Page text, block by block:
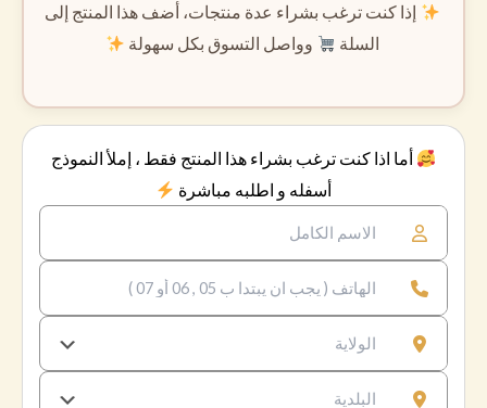
إذا كنت ترغب بشراء عدة منتجات، أضف هذا المنتج إلى
السلة
وواصل التسوق بكل سهولة
أما اذا كنت ترغب بشراء هذا المنتج فقط ، إملأ النموذج
أسفله و اطلبه مباشرة